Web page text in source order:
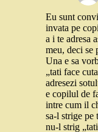
Eu sunt
invata pe
a i te adresa
meu, deci se
Una e sa
„tati face
adresezi
e copilul de
intre cum il
sa-l strige pe
nu-l strig